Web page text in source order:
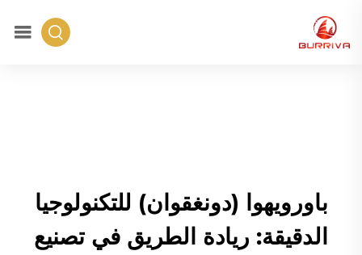
باورويهوا (دونغقوان) للتكنولوجيا
الدقيقة: ريادة الطريق في تصنيع